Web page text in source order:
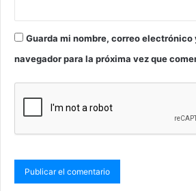
Guarda mi nombre, correo electrónico
navegador para la próxima vez que